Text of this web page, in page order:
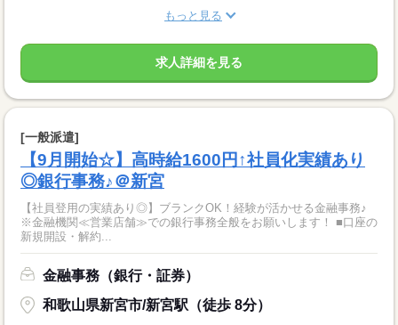
もっと見る
求人詳細を見る
[一般派遣]
【9月開始☆】高時給1600円↑社員化実績あり
◎銀行事務♪＠新宮
【社員登用の実績あり◎】ブランクOK！経験が活かせる金融事務♪
※金融機関≪営業店舗≫での銀行事務全般をお願いします！ ■口座の
新規開設・解約...
金融事務（銀行・証券）
和歌山県新宮市/新宮駅（徒歩 8分）